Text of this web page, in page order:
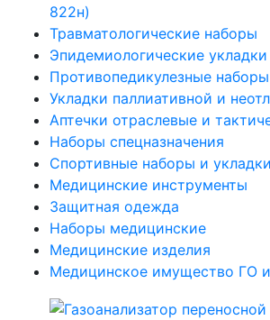
822н)
Травматологические наборы
Эпидемиологические укладки
Противопедикулезные
Укладки паллиативной и
Аптечки отраслевые и
Наборы спецназначения
Спортивные наборы и укладки
Медицинские инструменты
Защитная одежда
Наборы медицинские
Медицинские изделия
Медицинское имущество ГО